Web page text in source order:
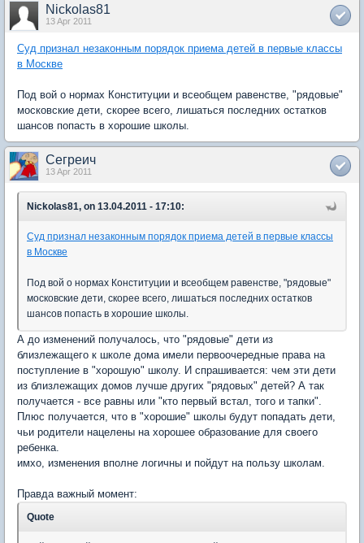
Nickolas81
13 Apr 2011
Суд признал незаконным порядок приема детей в первые классы
в Москве
Под вой о нормах Конституции и всеобщем равенстве, "рядовые"
московские дети, скорее всего, лишаться последних остатков
шансов попасть в хорошие школы.
Сегреич
13 Apr 2011
Nickolas81, on 13.04.2011 - 17:10:
Суд признал незаконным порядок приема детей в первые классы
в Москве
Под вой о нормах Конституции и всеобщем равенстве, "рядовые"
московские дети, скорее всего, лишаться последних остатков
шансов попасть в хорошие школы.
А до изменений получалось, что "рядовые" дети из
близлежащего к школе дома имели первоочередные права на
поступление в "хорошую" школу. И спрашивается: чем эти дети
из близлежащих домов лучше других "рядовых" детей? А так
получается - все равны или "кто первый встал, того и тапки".
Плюс получается, что в "хорошие" школы будут попадать дети,
чьи родители нацелены на хорошее образование для своего
ребенка.
имхо, изменения вполне логичны и пойдут на пользу школам.
Правда важный момент:
Quote